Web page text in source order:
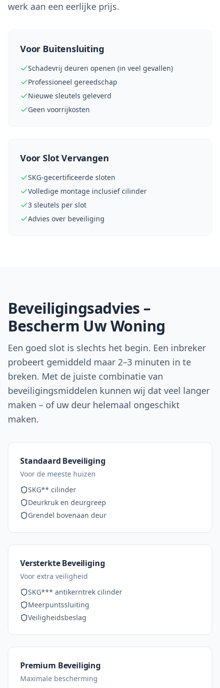
werk aan een eerlijke prijs.
Voor Buitensluiting
Schadevrij deuren openen (in veel gevallen)
Professioneel gereedschap
Nieuwe sleutels geleverd
Geen voorrijkosten
Voor Slot Vervangen
SKG-gecertificeerde sloten
Volledige montage inclusief cilinder
3 sleutels per slot
Advies over beveiliging
Beveiligingsadvies –
Bescherm Uw Woning
Een goed slot is slechts het begin. Een inbreker
probeert gemiddeld maar 2–3 minuten in te
breken. Met de juiste combinatie van
beveiligingsmiddelen kunnen wij dat veel langer
maken – of uw deur helemaal ongeschikt
maken.
Standaard Beveiliging
Voor de meeste huizen
SKG** cilinder
Deurkruk en deurgreep
Grendel bovenaan deur
Versterkte Beveiliging
Voor extra veiligheid
SKG*** antikerntrek cilinder
Meerpuntssluiting
Veiligheidsbeslag
Premium Beveiliging
Maximale bescherming